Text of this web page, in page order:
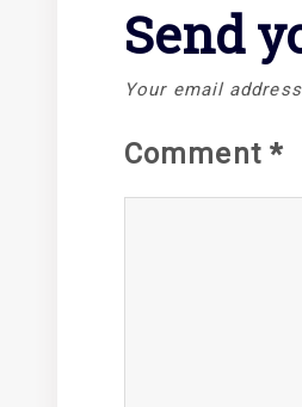
Send
Your email
Comment *